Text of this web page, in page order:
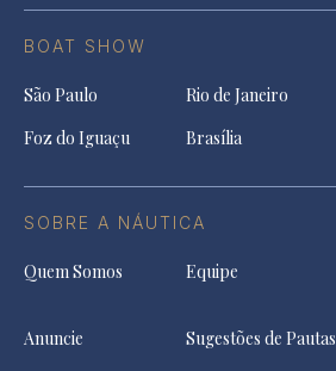
BOAT SHOW
São Paulo Rio de Janeiro
Foz do Iguaçu
Brasília
SOBRE A NÁUTICA
Quem Somos Equipe
Anuncie
Sugestões de Pautas